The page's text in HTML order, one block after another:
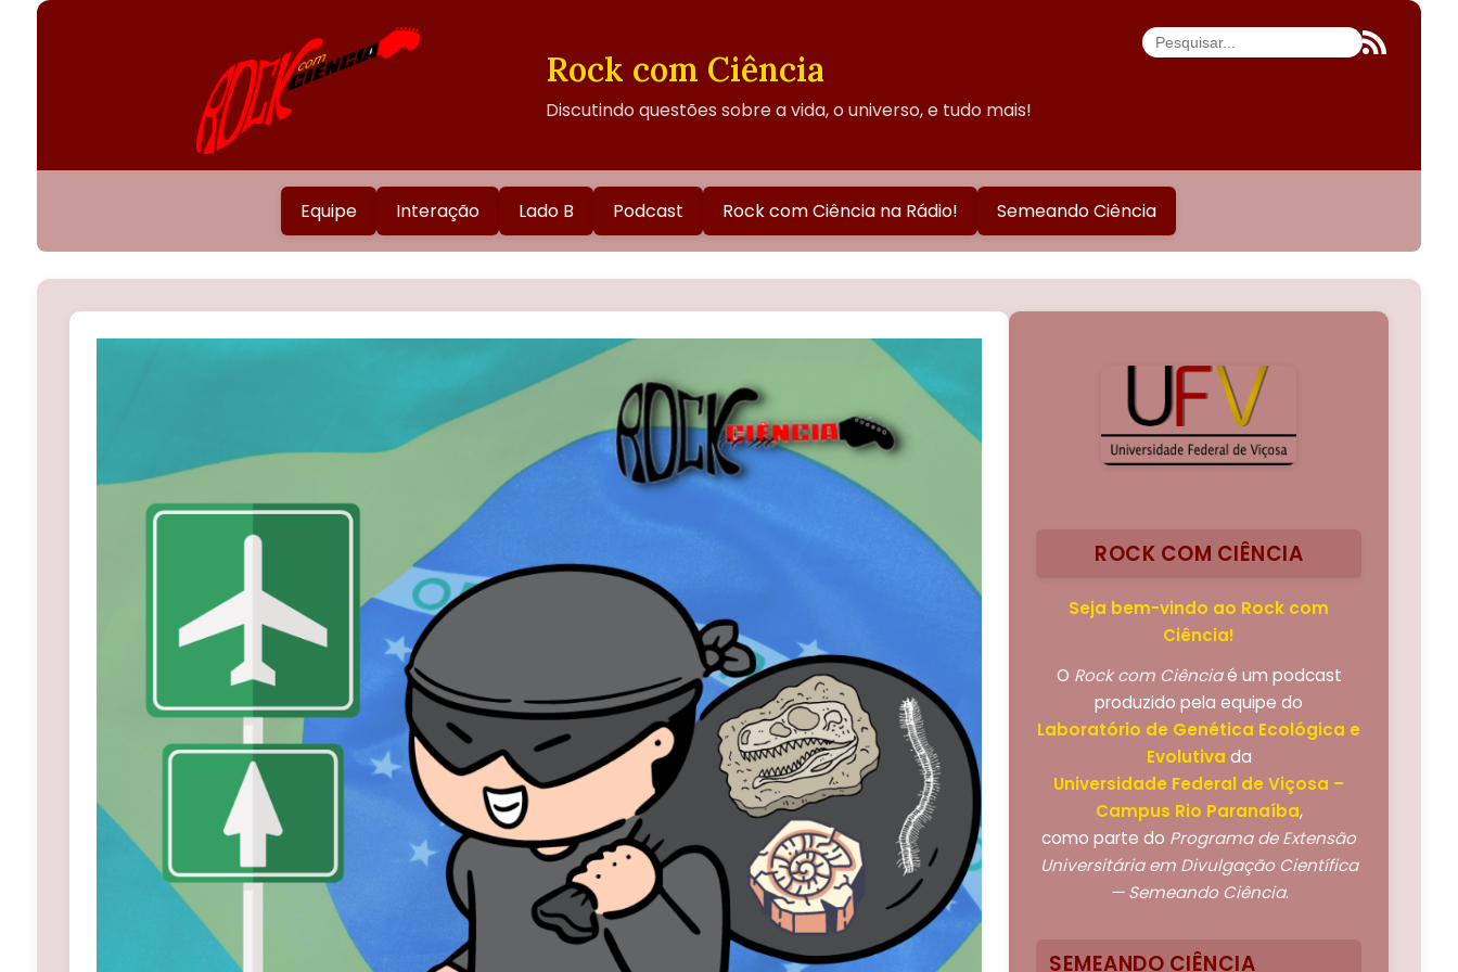
Rock com Ciência
Discutindo questões sobre a vida, o universo, e tudo mais!
Equipe Interação Lado B Podcast Rock com Ciência na Rádio! Semeando Ciência
ROCK COM CIÊNCIA
Seja bem-vindo ao Rock com
Ciência!
O Rock com Ciênciaé um podcast
produzido pela equipe do
Laboratório de Genética Ecológica e
Evolutiva da
Universidade Federal de Viçosa –
Campus Rio Paranaíba,
como parte do Programa de Extensão
Universitária em Divulgação Científica
— Semeando Ciência.
SEMEANDO CIÊNCIA